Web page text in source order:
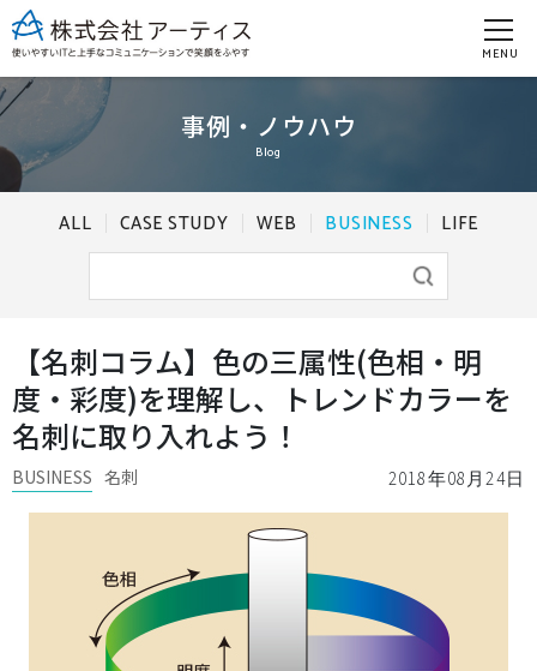
MENU
事例・ノウハウ
Blog
ALL CASE STUDY WEB BUSINESS LIFE
【名刺コラム】色の三属性(色相・明
度・彩度)を理解し、トレンドカラーを
名刺に取り入れよう！
2018年08月24日
BUSINESS 名刺